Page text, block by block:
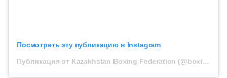
Посмотреть эту публикацию в Instagram
Публикация от Kazakhstan Boxing Federation (@boxingkazakhstan)